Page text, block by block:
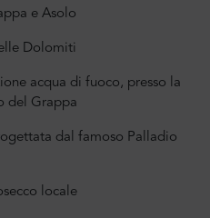
e Asolo
Dolomiti
acqua di fuoco, presso la
del Grappa
dal famoso Palladio
locale